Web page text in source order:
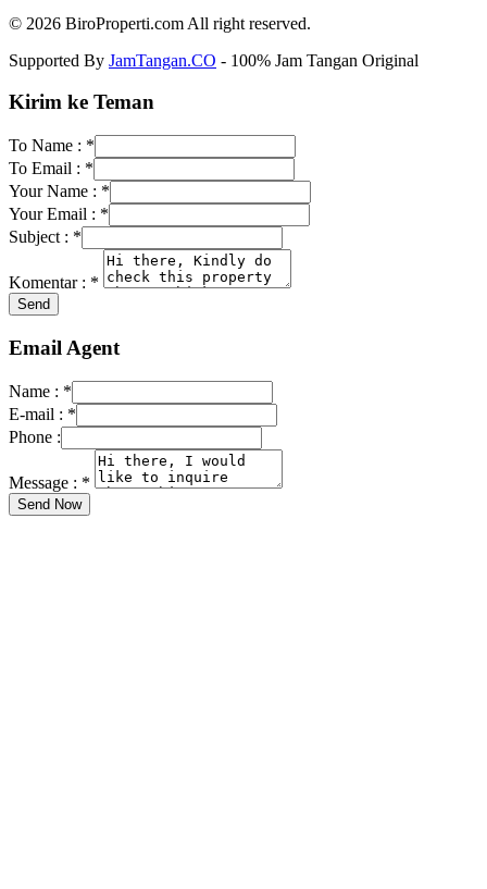
© 2026 BiroProperti.com All right reserved.
Supported By JamTangan.CO - 100% Jam Tangan Original
Kirim ke Teman
To Name : *
To Email : *
Your Name : *
Your Email : *
Subject : *
Komentar : *
Email Agent
Name : *
E-mail : *
Phone :
Message : *